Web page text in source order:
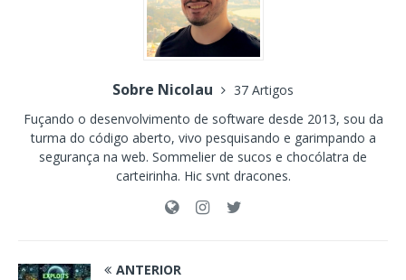
Sobre Nicolau
37 Artigos
Fuçando o desenvolvimento de software desde 2013, sou da
turma do código aberto, vivo pesquisando e garimpando a
segurança na web. Sommelier de sucos e chocólatra de
carteirinha. Hic svnt dracones.
ANTERIOR